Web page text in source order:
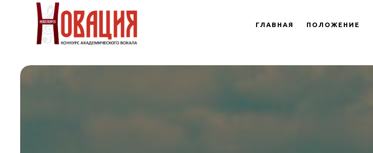
ГЛАВНАЯ ПОЛОЖЕНИЕ